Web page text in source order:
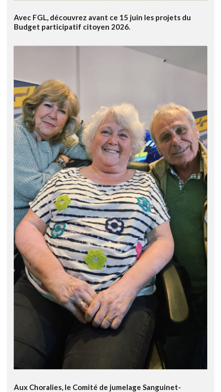
Avec FGL, découvrez avant ce 15 juin les projets du
Budget participatif citoyen 2026.
Aux Choralies, le Comité de jumelage Sanguinet-